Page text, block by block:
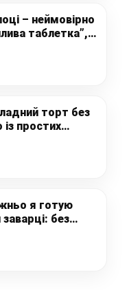
– неймовірно
таблетка”,
торт без
простих
що це так
я готую
без
супер